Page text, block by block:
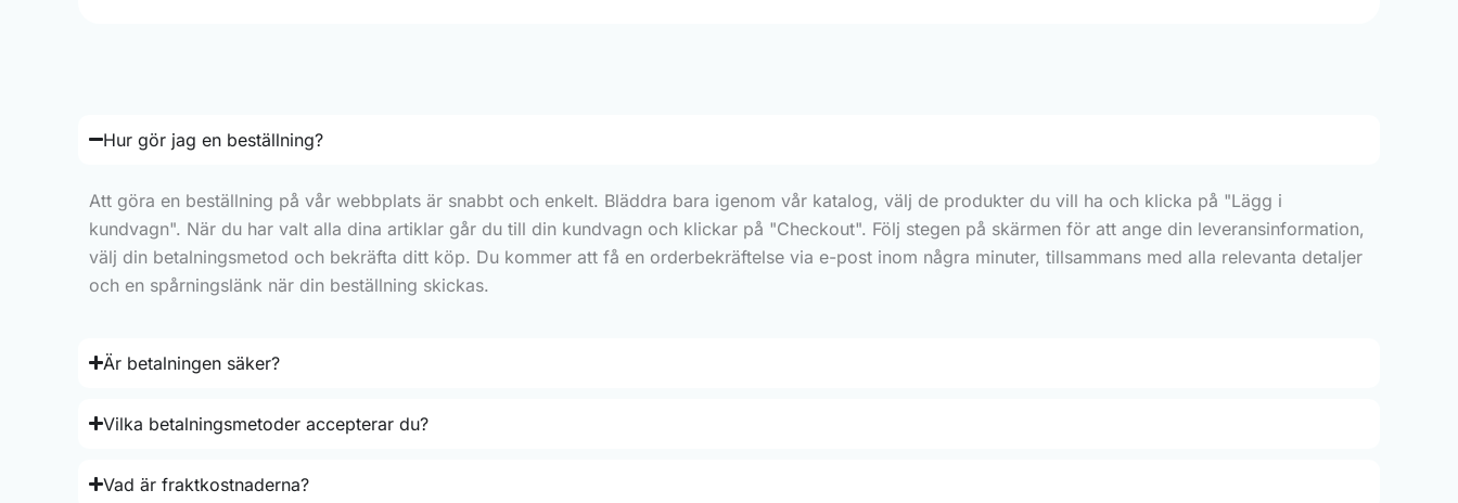
Hur gör jag en beställning?
Att göra en beställning på vår webbplats är snabbt och enkelt. Bläddra bara igenom vår katalog, välj de produkter du vill ha och klicka på "Lägg i
kundvagn". När du har valt alla dina artiklar går du till din kundvagn och klickar på "Checkout". Följ stegen på skärmen för att ange din leveransinformation,
välj din betalningsmetod och bekräfta ditt köp. Du kommer att få en orderbekräftelse via e-post inom några minuter, tillsammans med alla relevanta detaljer
och en spårningslänk när din beställning skickas.
Är betalningen säker?
Vilka betalningsmetoder accepterar du?
Vad är fraktkostnaderna?